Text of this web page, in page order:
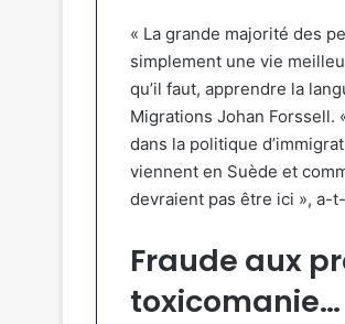
« La grande majorité des
simplement une vie
qu’il faut, apprendre la
Migrations Johan Forssell.
dans la politique
viennent en Suède et
devraient pas être ici », a-
Fraude aux
toxicomanie…